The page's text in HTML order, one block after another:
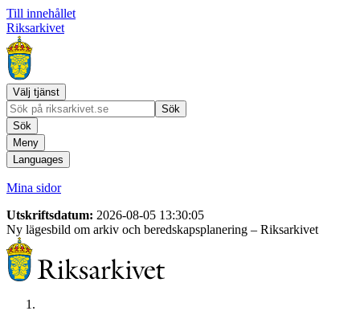
Till innehållet
Riksarkivet
Välj tjänst
Sök
Sök
Meny
Languages
Mina sidor
Utskriftsdatum: 2026-08-05 13:30:05
Ny lägesbild om arkiv och beredskapsplanering – Riksarkivet